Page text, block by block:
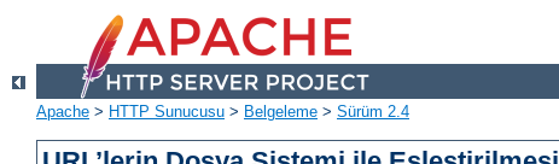
Apache > HTTP Sunucusu > Belgeleme > Sürüm 2.4